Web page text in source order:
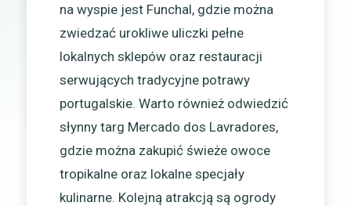
na wyspie jest Funchal, gdzie można
zwiedzać urokliwe uliczki pełne
lokalnych sklepów oraz restauracji
serwujących tradycyjne potrawy
portugalskie. Warto również odwiedzić
słynny targ Mercado dos Lavradores,
gdzie można zakupić świeże owoce
tropikalne oraz lokalne specjały
kulinarne. Kolejną atrakcją są ogrody